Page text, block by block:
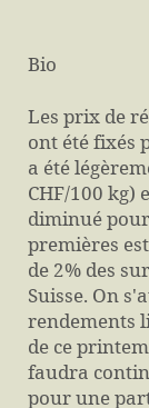
Bio
Les prix de
ont été fixés
a été
CHF/100 kg)
diminué pour
premières
de 2% des
Suisse. On
rendements
de ce
faudra
pour une